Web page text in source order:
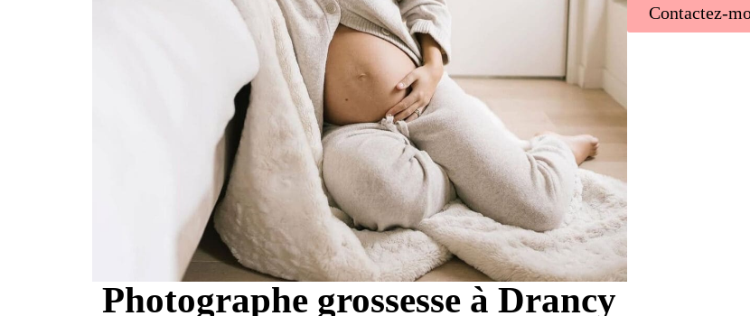
Photographe grossesse à Drancy
Contactez-